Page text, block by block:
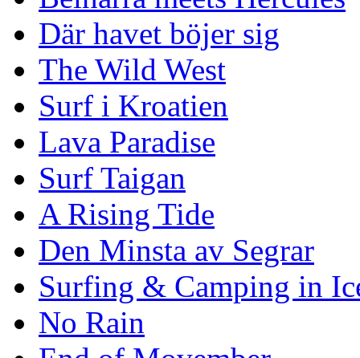
Där havet böjer sig
The Wild West
Surf i Kroatien
Lava Paradise
Surf Taigan
A Rising Tide
Den Minsta av Segrar
Surfing & Camping in
No Rain